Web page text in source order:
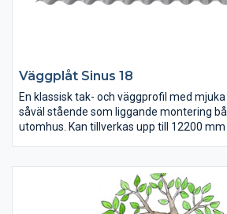
Väggplåt Sinus 18
En klassisk tak- och väggprofil med
såväl stående som liggande montering
utomhus. Kan tillverkas upp till 12200 mm